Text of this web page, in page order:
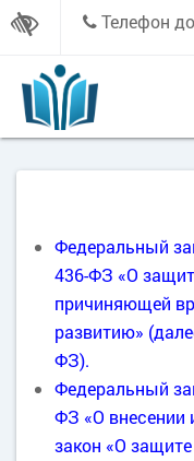
Телефон
Федеральный
436-ФЗ «О
причиняющей
развитию»
ФЗ).
Федеральный
ФЗ «О внесении
закон «О